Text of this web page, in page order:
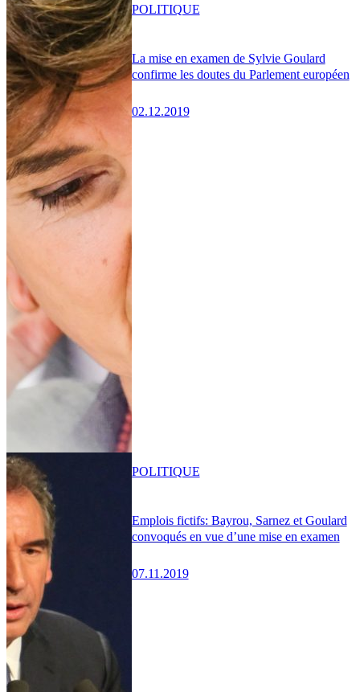
La mise en examen de Sylvie Goulard
confirme les doutes du Parlement européen
02.12.2019
POLITIQUE
Emplois fictifs: Bayrou, Sarnez et Goulard
convoqués en vue d’une mise en examen
07.11.2019
POLITIQUE